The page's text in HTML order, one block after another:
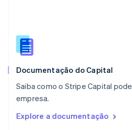
Documentação do Capital
Saiba como o Stripe Capital
empresa.
Explore a documentação
Português
RAE de Hong Kong, China
Reino Unido
República Tcheca
English
English